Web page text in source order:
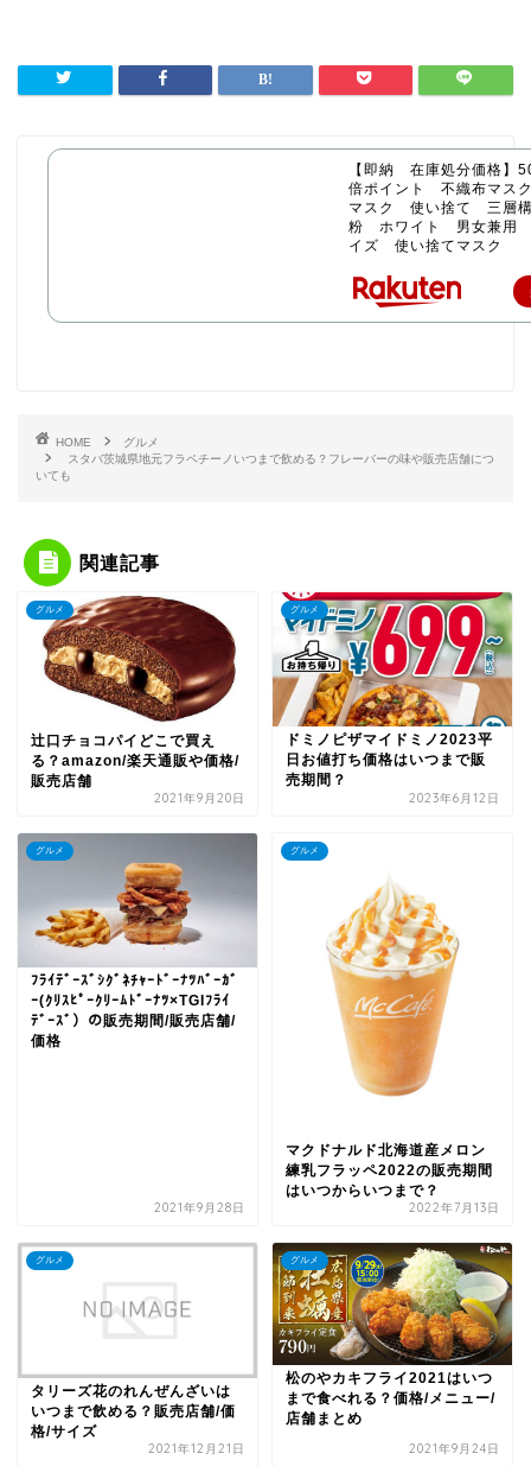
【即納 在庫処分価格
倍ポイント 不織布マ
マスク 使い捨て 三層
粉 ホワイト 男女兼用
イズ 使い捨てマスク
HOME
グルメ
スタバ茨城県地元フラペチーノいつまで飲める？フレーバーの味や販売店舗につ
いても
関連記事
グルメ
辻口チョコパイどこで買え
る？amazon/楽天通販や価格/
販売店舗
2021年9月20日
グルメ
ドミノピザマイドミノ2023平
日お値打ち価格はいつまで販
売期間？
2023年6月12日
グルメ
ﾌﾗｲﾃﾞｰｽﾞｼｸﾞﾈﾁｬｰﾄﾞｰﾅﾂﾊﾞｰｶﾞ
ｰ(ｸﾘｽﾋﾟｰｸﾘｰﾑﾄﾞｰﾅﾂ×TGIﾌﾗｲ
ﾃﾞｰｽﾞ）の販売期間/販売店舗/
価格
2021年9月28日
グルメ
マクドナルド北海道産メロン
練乳フラッペ2022の販売期間
はいつからいつまで？
2022年7月13日
グルメ
タリーズ花のれんぜんざいは
いつまで飲める？販売店舗/価
格/サイズ
2021年12月21日
グルメ
松のやカキフライ2021はいつ
まで食べれる？価格/メニュー/
店舗まとめ
2021年9月24日